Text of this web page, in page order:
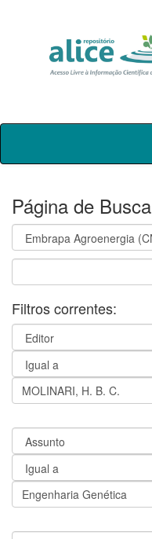
Skip
Página de Busca
Filtros correntes: